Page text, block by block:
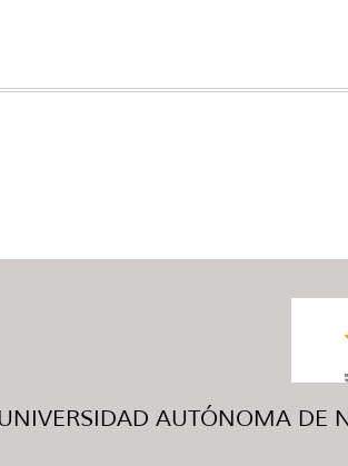
AUTÓNOMA DE